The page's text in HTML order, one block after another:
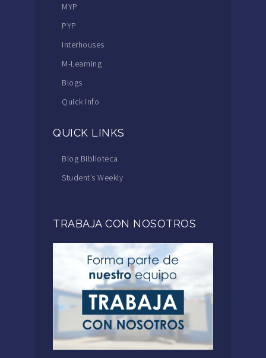
MYP
PYP
Interhouses
M-Learning
Blogs
Quick Info
QUICK LINKS
Blog Biblioteca
Student’s Weekly
TRABAJA CON NOSOTROS